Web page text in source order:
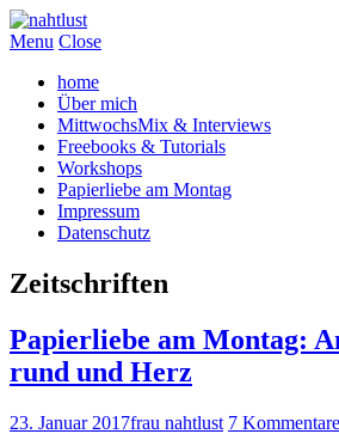
Menu Close
home
Über mich
MittwochsMix & Interviews
Freebooks & Tutorials
Workshops
Papierliebe am Montag
Impressum
Datenschutz
Zeitschriften
Papierliebe am Montag:
rund und Herz
23. Januar 2017frau nahtlust 7 Kommentare